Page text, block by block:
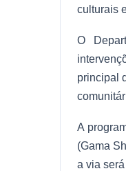
culturais
O
principal
A
(Gama
a via